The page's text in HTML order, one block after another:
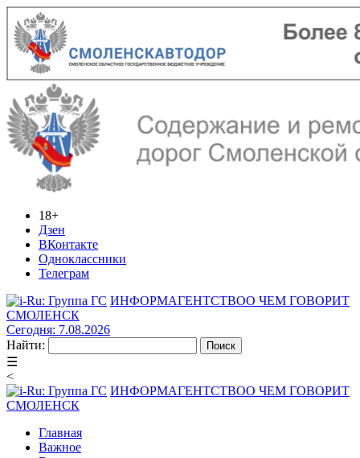
18+
Дзен
ВКонтакте
Одноклассники
Телеграм
ИНФОРМАГЕНТСТВОО ЧЕМ ГОВОРИТ
СМОЛЕНСК
Сегодня: 7.08.2026
Найти:
☰
<
ИНФОРМАГЕНТСТВОО ЧЕМ ГОВОРИТ
СМОЛЕНСК
Главная
Важное